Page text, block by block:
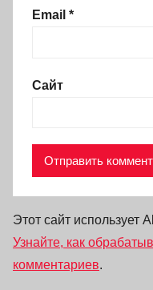
Email *
Сайт
Этот сайт использует
Узнайте, как
комментариев.